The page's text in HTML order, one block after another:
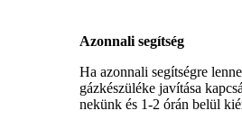
Azonnali segítség
Ha azonnali segítségre
gázkészüléke javítása
nekünk és 1-2 órán belül